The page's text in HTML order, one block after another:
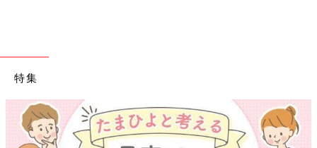
特集
【ワクチン接種できるものも】妊婦の感染症対策、知っておいて！